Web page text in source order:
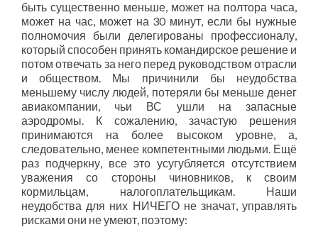
быть существенно меньше, может на полтора часа,
может на час, может на 30 минут, если бы нужные
полномочия были делегированы профессионалу,
который способен принять командирское решение и
потом отвечать за него перед руководством отрасли
и обществом. Мы причинили бы неудобства
меньшему числу людей, потеряли бы меньше денег
авиакомпании, чьи ВС ушли на запасные
аэродромы. К сожалению, зачастую решения
принимаются на более высоком уровне, а,
следовательно, менее компетентными людьми. Ещё
раз подчеркну, все это усугубляется отсутствием
уважения со стороны чиновников, к своим
кормильцам, налогоплательщикам. Наши
неудобства для них НИЧЕГО не значат, управлять
рисками они не умеют, поэтому: